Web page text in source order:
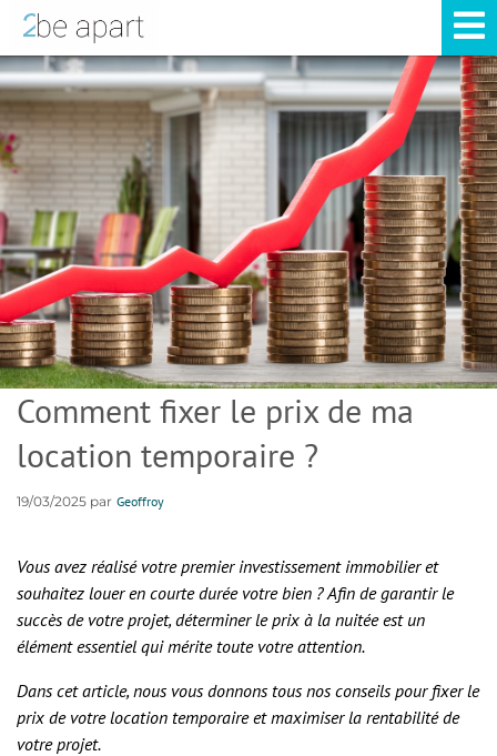
Comment fixer le prix de ma
location temporaire ?
19/03/2025 par Geoffroy
Vous avez réalisé votre premier investissement immobilier et
souhaitez louer en courte durée votre bien ? Afin de garantir le
succès de votre projet, déterminer le prix à la nuitée est un
élément essentiel qui mérite toute votre attention.
Dans cet article, nous vous donnons tous nos conseils pour fixer le
prix de votre location temporaire et maximiser la rentabilité de
votre projet.